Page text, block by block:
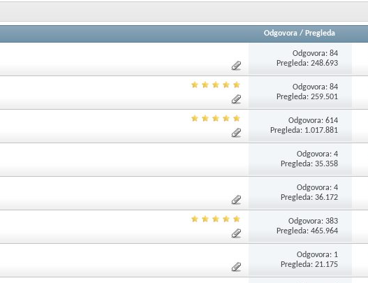
Odgovora / Pregleda
Odgovora:84
Pregleda: 248.693
Odgovora:84
Pregleda: 259.501
Odgovora:614
Pregleda: 1.017.881
Odgovora:4
Pregleda: 35.358
Odgovora:4
Pregleda: 36.172
Odgovora:383
Pregleda: 465.964
Odgovora: 1
Pregleda: 21.175